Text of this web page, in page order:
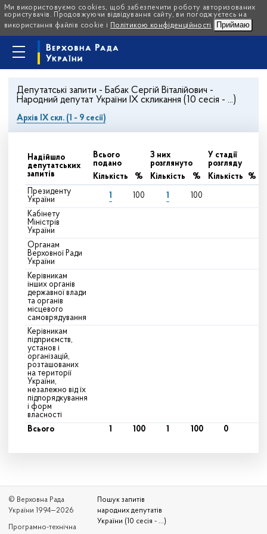
Ми використовуємо cookies, щоб забезпечити роботу авторизованих
користувачів. Продовжуючи відвідування сайту, ви погоджуєтесь на
використання файлів cookie і
Політикою конфіденційності Приймаю
Депутатські запити - Бабак Сергій Віталійович -
Народний депутат України IX скликання (10 сесія - ...)
Архів IX скл. (1 - 9 сесії)
Надійшло
депутатських
запитів
Всього
подано
З них
розглянуто
У стадії
розгляду
Кількість
% Кількість % Кількість
%
Президенту
України
1 100 1 100
Кабінету
Міністрів
України
Органам
Верховної Ради
України
Керівникам
інших органів
державної влади
та органів
місцевого
самоврядування
Керівникам
підприємств,
установ і
організацій,
розташованих
на території
України,
незалежно від їх
підпорядкування
і форм
власності
Всього
1 100 1 100 0
© Верховна Рада
України 1994—2026
Програмно-технічна
Пошук запитів
народних депутатів
України (10 сесія - ...)